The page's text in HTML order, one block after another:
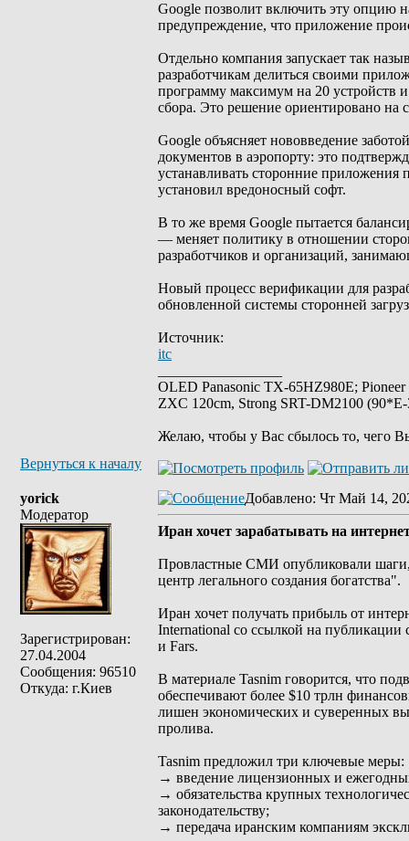
Google позволит включить эту опцию
предупреждение, что приложение
Отдельно компания запускает так
разработчикам делиться своими
программу максимум на 20 устройств
сбора. Это решение ориентировано на
Google объясняет нововведение
документов в аэропорту: это
устанавливать сторонние приложения
установил вредоносный софт.
В то же время Google пытается
— меняет политику в отношении
разработчиков и организаций,
Новый процесс верификации для
обновленной системы сторонней
Источник:
itc
OLED Panasonic TX-65HZ980E;
ZXC 120cm, Strong SRT-DM2100
Желаю, чтобы у Вас сбылось то, чего
Вернуться к началу
yorick
Модератор
Зарегистрирован:
27.04.2004
Сообщения: 96510
Откуда: г.Киев
Добавлено: Чт Май 14,
Иран хочет зарабатывать на
Провластные СМИ опубликовали шаги,
центр легального создания богатства".
Иран хочет получать прибыль от
International со ссылкой на
и Fars.
В материале Tasnim говорится, что
обеспечивают более $10 трлн
лишен экономических и суверенных
пролива.
Tasnim предложил три ключевые меры:
→ введение лицензионных и
→ обязательства крупных
законодательству;
→ передача иранским компаниям